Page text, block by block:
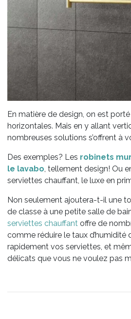
En matière de design, on est
horizontales. Mais en y allant
nombreuses solutions s’offrent à
Des exemples? Les robinets
le lavabo, tellement design! Ou
serviettes chauffant, le luxe en
Non seulement ajoutera-t-il une
de classe à une petite salle de
serviettes chauffant offre de
comme réduire le taux d’humidité
rapidement vos serviettes, et
délicats que vous ne voulez pas